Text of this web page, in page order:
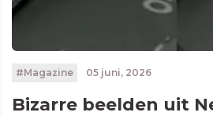
#Magazine 05 juni, 2026
Bizarre beelden uit